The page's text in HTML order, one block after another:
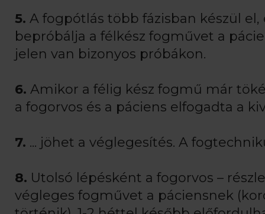
5. A fogpótlás több fázisban készül
bepróbálja a félkész fogművet a
jelen van bizonyos próbákon.
6. Amikor a félig kész fogmű már
a fogorvos és a páciens elfogadta a
7. ... jöhet a véglegesítés. A
8. Utolsó lépésként a fogorvos –
végleges fogművet a páciensnek